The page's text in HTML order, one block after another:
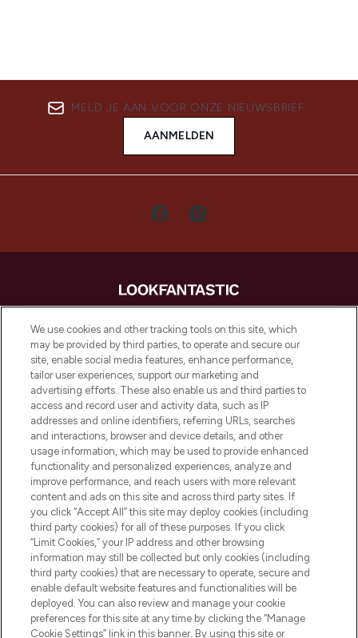
MELD JE AAN VOOR ONZE NIEUWSBRIEF
AANMELDEN
LOOKFANTASTIC is de ultieme online
beautybestemming van Europa, met de
beste huidverzorging, haarproducten en
make-up van meer dan 200 topmerken.
Shop online of via de app, met gratis
verzending vanaf €40.
Cookie-toestemming
Do Not Sell or Share My Personal
Information
HELP & INFORMATIE
BEDRIJFSINFORMATIE
OVER LOOKFANTASTIC
We use cookies and other tracking tools on this site, which
may be provided by third parties, to operate and secure our
site, enable social media features, enhance performance,
tailor user experiences, support our marketing and
advertising efforts. These also enable us and third parties to
access and record user and activity data, such as IP
addresses and online identifiers, referring URLs, searches
and interactions, browser and device details, and other
usage information, which may be used to provide enhanced
functionality and personalized experiences, analyze and
improve performance, and reach users with more relevant
content and ads on this site and across third party sites. If
you click “Accept All” this site may deploy cookies (including
third party cookies) for all of these purposes. If you click
“Limit Cookies,” your IP address and other browsing
information may still be collected but only cookies (including
third party cookies) that are necessary to operate, secure and
enable default website features and functionalities will be
deployed. You can also review and manage your cookie
preferences for this site at any time by clicking the “Manage
Cookie Settings” link in this banner. By using this site or